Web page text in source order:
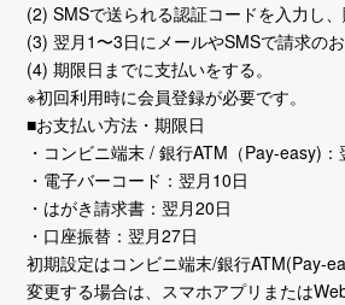
(2) SMSで送られる認証コードを入力し、
(3) 翌月1〜3日にメールやSMSで請求のお
(4) 期限日までに支払いをする。
※初回利用時に会員登録が必要です。
■お支払い方法・期限日
・コンビニ端末 / 銀行ATM（Pay-easy)：
・電子バーコード：翌月10日
・はがき請求書：翌月20日
・口座振替：翌月27日
初期設定はコンビニ端末/銀行ATM(Pay-
変更する場合は、スマホアプリまたは